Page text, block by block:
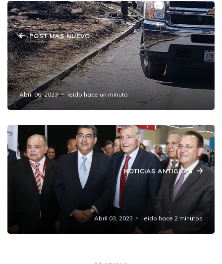
POST MAS NUEVO
Fallece hombre en accidente
automovilístico en carretera Federal a
Tehuacán
Abril 06, 2023 leido hace un minuto
NOTICIAS ANTIGUAS
Los Juegos 100 días de reflejos ágiles y
puentes de plata: la era Salomón
Abril 03, 2023 leido hace 2 minutos